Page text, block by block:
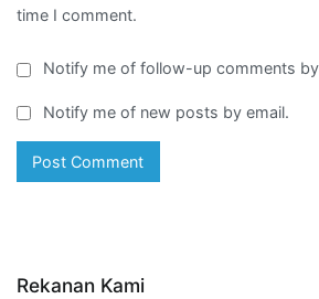
time I comment.
Notify me of follow-up comments by
Notify me of new posts by email.
Rekanan Kami